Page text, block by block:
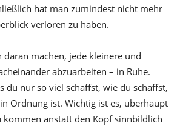
hat man zumindest nicht mehr
verloren zu haben.
daran machen, jede kleinere und
abzuarbeiten – in Ruhe.
du nur so viel schaffst, wie du schaffst,
Ordnung ist. Wichtig ist es, überhaupt
kommen anstatt den Kopf sinnbildlich